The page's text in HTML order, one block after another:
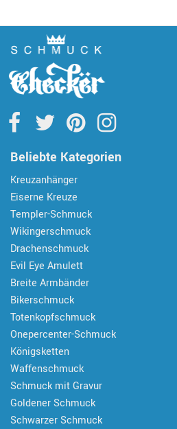
Beliebte Kategorien
Kreuzanhänger
Eiserne Kreuze
Templer-Schmuck
Wikingerschmuck
Drachenschmuck
Evil Eye Amulett
Breite Armbänder
Bikerschmuck
Totenkopfschmuck
Onepercenter-Schmuck
Königsketten
Waffenschmuck
Schmuck mit Gravur
Goldener Schmuck
Schwarzer Schmuck